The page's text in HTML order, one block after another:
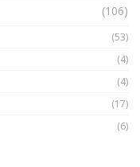
(106)
(53)
(4)
(4)
(17)
(6)